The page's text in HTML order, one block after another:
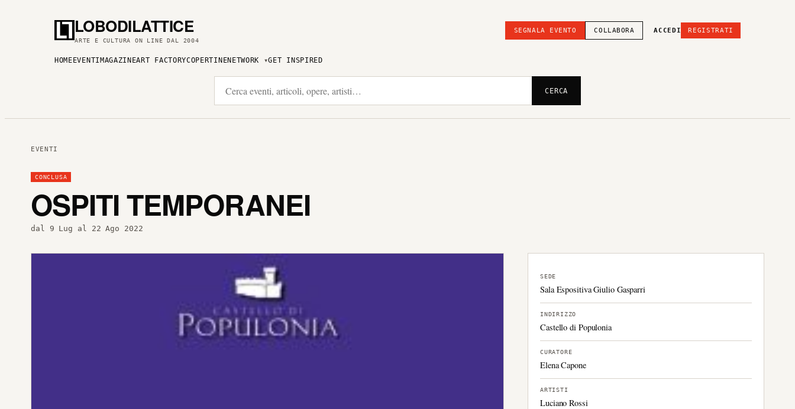
LOBODILATTICE
ARTE E CULTURA ON LINE DAL 2004
SEGNALA EVENTO COLLABORA ACCEDI REGISTRATI
HOME EVENTI MAGAZINEART FACTORYCOPERTINENETWORK GET INSPIRED
CERCA
EVENTI
CONCLUSA
OSPITI TEMPORANEI
dal 9 Lug al 22 Ago 2022
SEDE
Sala Espositiva Giulio Gasparri
INDIRIZZO
Castello di Populonia
CURATORE
Elena Capone
ARTISTI
Luciano Rossi